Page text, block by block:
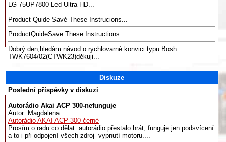
LG 75UP7800 Led Ultra HD...
Product Quide Savé These Instrucions...
ProductQuideSave These Instructions...
Dobrý den,hledám návod o rychlovarné konvici typu Bosh
TWK7604/02(CTWK23)děkuji...
Diskuze
Poslední příspěvky v diskuzi:
Autorádio Akai ACP 300-nefunguje
Autor: Magdalena
Autorádio AKAI ACP-300 černé
Prosím o radu co dělat: autorádio přestalo hrát, funguje jen podsvícení
a to i při odpojení všech zdroj- vypnutí motoru....